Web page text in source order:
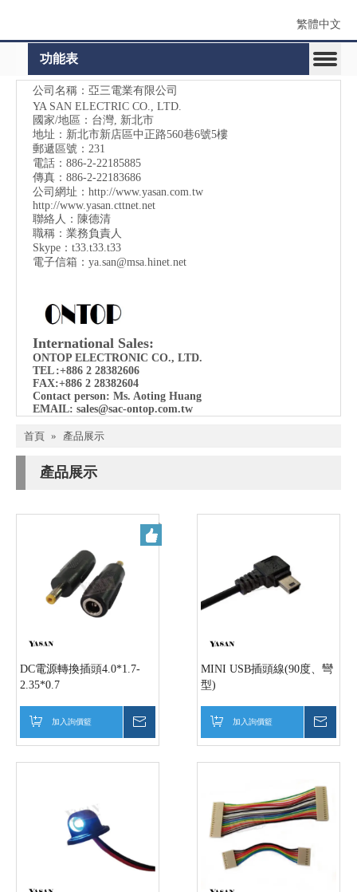
繁體中文
功能表
公司名稱：亞三電業有限公司
YA SAN ELECTRIC CO., LTD.
國家/地區：台灣, 新北市
地址： 新北市新店區中正路560巷6號5樓
郵遞區號：231
電話：886-2-22185885
傳真：886-2-22183686
公司網址： http://www.yasan.com.tw
http://www.yasan.cttnet.net
聯絡人：陳德清
職稱：業務負責人
Skype：t33.t33.t33
電子信箱： ya.san@msa.hinet.net
International Sales:
ONTOP ELECTRONIC CO., LTD.
TEL :+886 2 28382606
FAX:+886 2 28382604
Contact person: Ms. Aoting Huang
EMAIL: sales@sac-ontop.com.tw
首頁 » 產品展示
產品展示
DC電源轉換插頭4.0*1.7-
2.35*0.7
加入詢價籃
MINI USB插頭線(90度、彎
型)
加入詢價籃